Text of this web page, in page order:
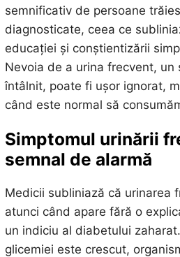
semnificativ de persoane
diagnosticate, ceea ce
educației și conștientizării
Nevoia de a urina frecvent, un
întâlnit, poate fi ușor ignorat,
când este normal să
Simptomul urinării
semnal de alarmă
Medicii subliniază că urinarea
atunci când apare fără o
un indiciu al diabetului
glicemiei este crescut,